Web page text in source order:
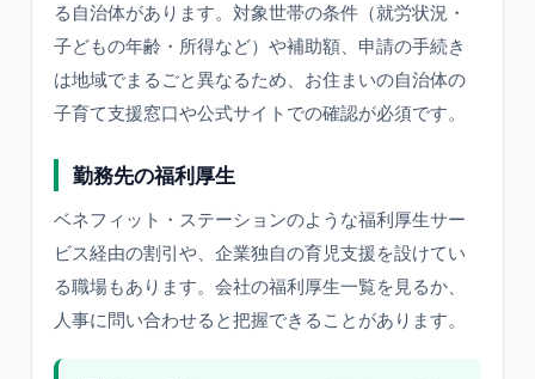
る自治体があります。対象世帯の条件（就労状況・
子どもの年齢・所得など）や補助額、申請の手続き
は地域でまるごと異なるため、お住まいの自治体の
子育て支援窓口や公式サイトでの確認が必須です。
勤務先の福利厚生
ベネフィット・ステーションのような福利厚生サー
ビス経由の割引や、企業独自の育児支援を設けてい
る職場もあります。会社の福利厚生一覧を見るか、
人事に問い合わせると把握できることがあります。